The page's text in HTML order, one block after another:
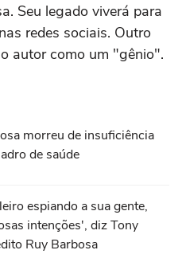
Seu legado viverá para
redes sociais. Outro
autor como um "gênio".
morreu de insuficiência
de saúde
espiando a sua gente,
intenções', diz Tony
Ruy Barbosa